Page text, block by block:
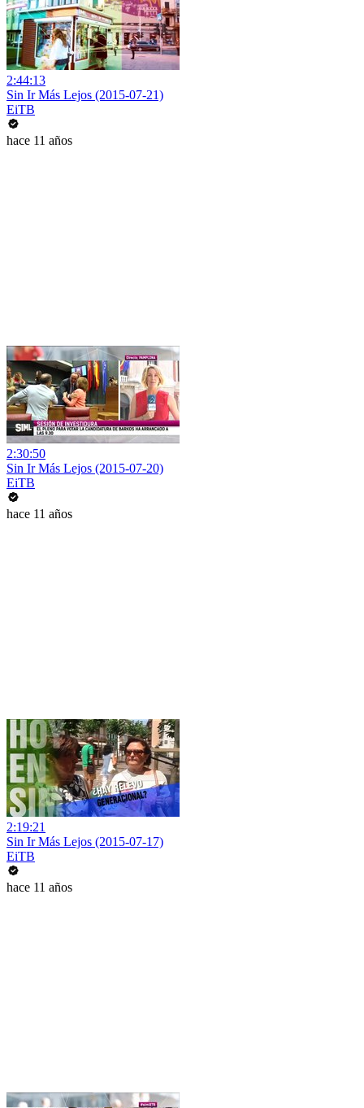
2:44:13
Sin Ir Más Lejos (2015-07-21)
EiTB
hace 11 años
2:30:50
Sin Ir Más Lejos (2015-07-20)
EiTB
hace 11 años
2:19:21
Sin Ir Más Lejos (2015-07-17)
EiTB
hace 11 años